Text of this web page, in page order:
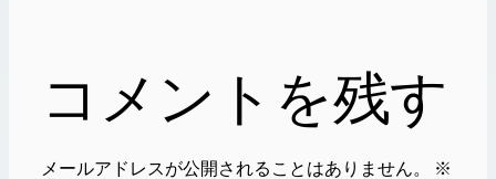
コメントを残す
メールアドレスが公開されることはありません。
※